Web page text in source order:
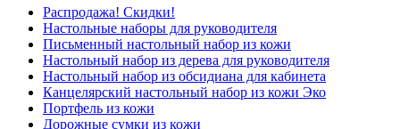
Распродажа! Скидки!
Настольные наборы для руководителя
Письменный настольный набор из кожи
Настольный набор из дерева для руководителя
Настольный набор из обсидиана для кабинета
Канцелярский настольный набор из кожи Эко
Портфель из кожи
Дорожные сумки из кожи